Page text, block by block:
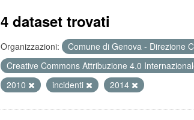
4 dataset trovati
Organizzazioni: Comune di Genova - Direzione
Creative Commons Attribuzione 4.0
2010
incidenti 2014